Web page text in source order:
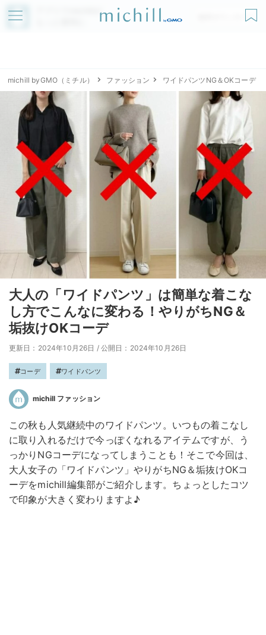
アプリでmichillが
無料ダウンロード
michill byGMO（ミチル） ファッション ワイドパンツNG＆OKコーデ
大人の「ワイドパンツ」は簡単な着こな
し方でこんなに変わる！やりがちNG＆
垢抜けOKコーデ
更新日：2024年10月26日 / 公開日：2024年10月26日
コーデ ワイドパンツ
michill ファッション
この秋も人気継続中のワイドパンツ。いつもの着こなし
に取り入れるだけで今っぽくなれるアイテムですが、う
っかりNGコーデになってしまうことも！そこで今回は、
大人女子の「ワイドパンツ」やりがちNG＆垢抜けOKコ
ーデをmichill編集部がご紹介します。ちょっとしたコツ
で印象が大きく変わりますよ♪